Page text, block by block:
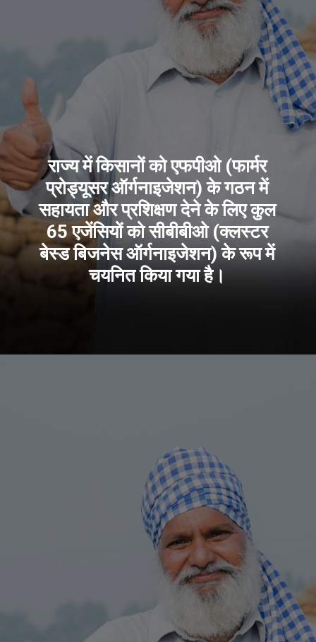
राज्य में किसानों को एफपीओ (फार्मर
प्रोड्यूसर ऑर्गनाइजेशन) के गठन में
सहायता और प्रशिक्षण देने के लिए कुल
65 एजेंसियों को सीबीबीओ (क्लस्टर
बेस्ड बिजनेस ऑर्गनाइजेशन) के रूप में
चयनित किया गया है।